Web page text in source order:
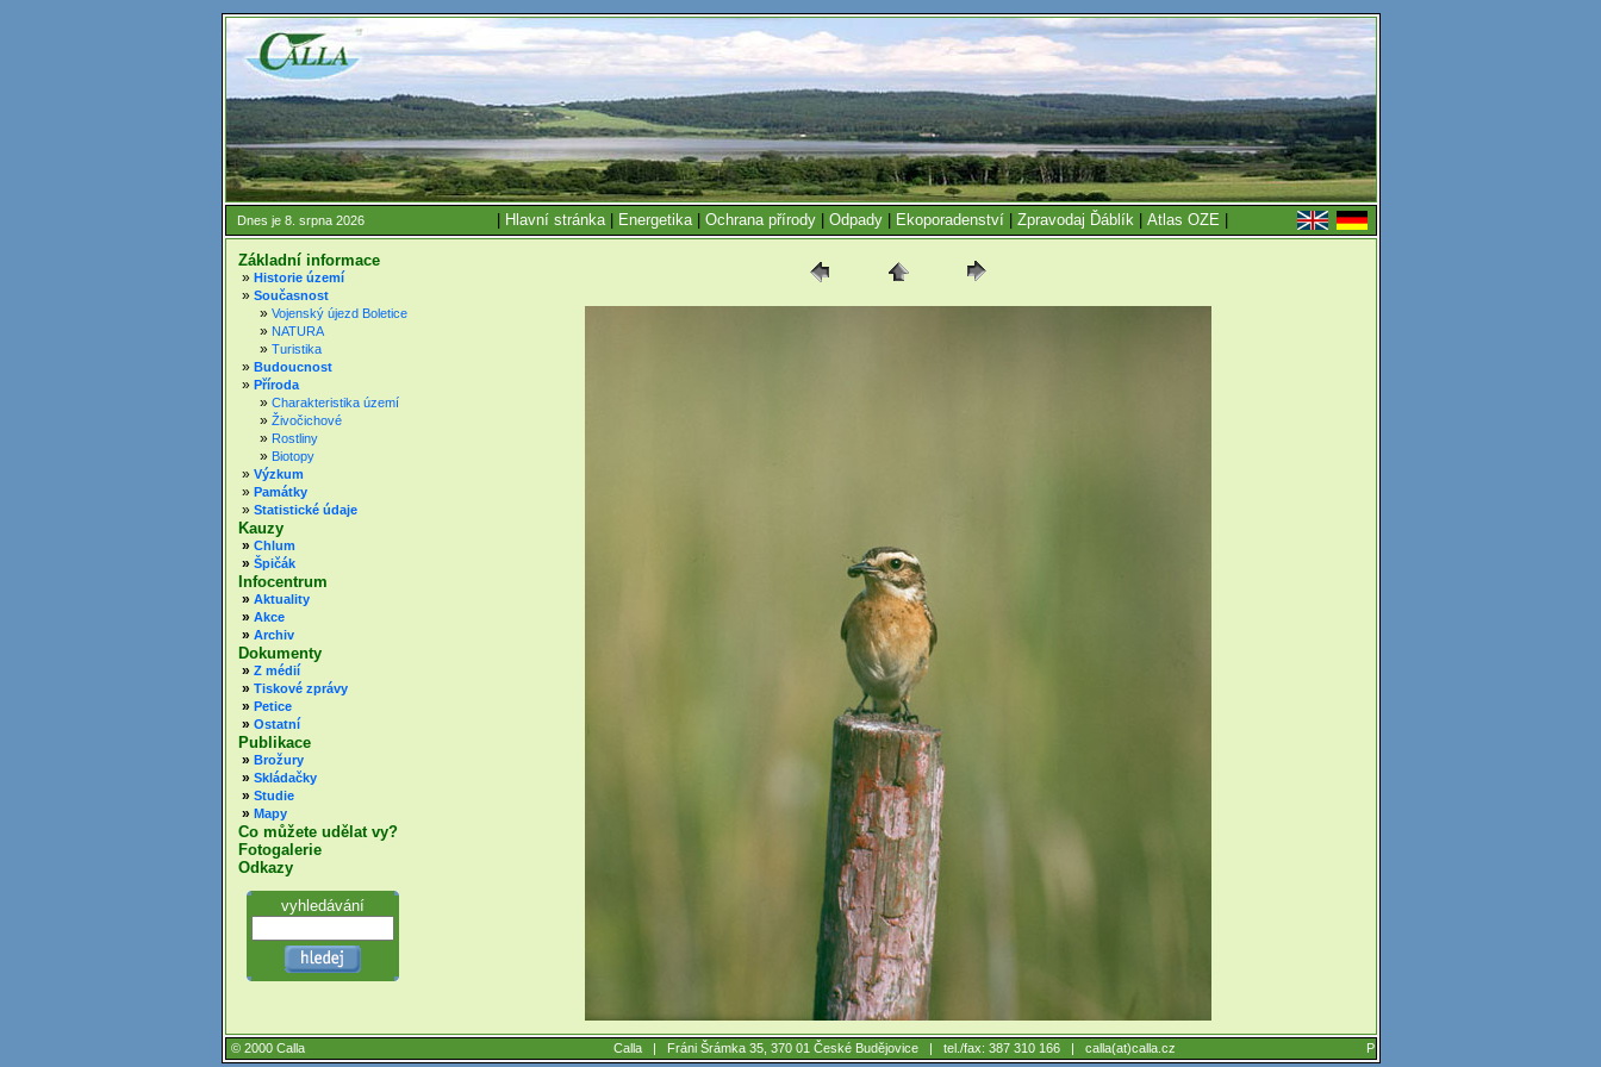
Dnes je 8. srpna 2026 Hlavní stránka| Energetika| Ochrana přírody Odpady Ekoporadenství Zpravodaj Ďáblík Atlas OZE
Základní informace
» Historie území
» Současnost
» Vojenský újezd Boletice
» NATURA
» Turistika
» Budoucnost
» Příroda
» Charakteristika území
» Živočichové
» Rostliny
» Biotopy
» Výzkum
» Památky
» Statistické údaje
Kauzy
» Chlum
» Špičák
Infocentrum
» Aktuality
» Akce
» Archiv
Dokumenty
» Z médií
» Tiskové zprávy
» Petice
» Ostatní
Publikace
» Brožury
» Skládačky
» Studie
» Mapy
Co můžete udělat vy?
Fotogalerie
Odkazy
vyhledávání
© 2000 Calla Calla | Fráni Šrámka 35, 370 01 České Budějovice | tel./fax: 387 310 166 | calla(at)calla.cz P